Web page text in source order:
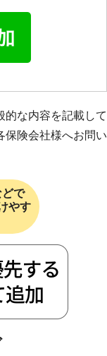
的な内容を記載して
保険会社様へお問い
で
やす